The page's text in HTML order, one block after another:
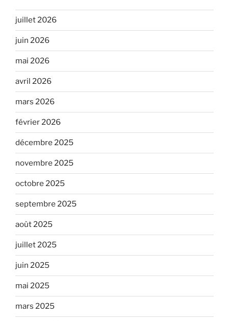
juillet 2026
juin 2026
mai 2026
avril 2026
mars 2026
février 2026
décembre 2025
novembre 2025
octobre 2025
septembre 2025
août 2025
juillet 2025
juin 2025
mai 2025
mars 2025